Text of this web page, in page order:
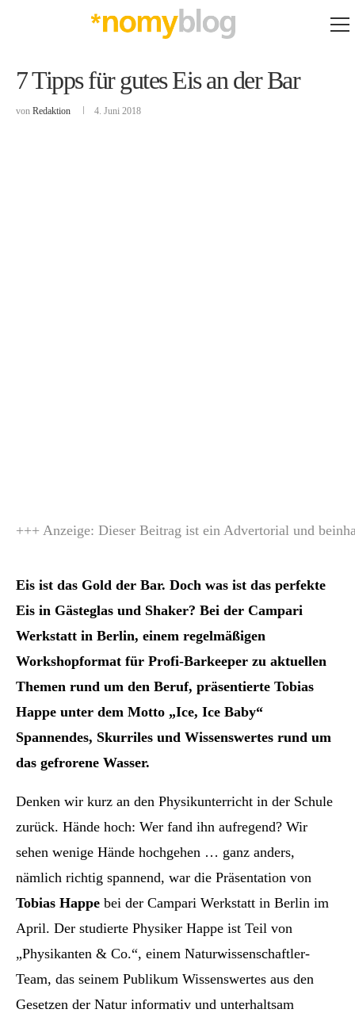
7 Tipps für gutes Eis an der Bar
von Redaktion 4. Juni 2018
+++ Anzeige: Dieser Beitrag ist ein Advertorial und
Eis ist das Gold der Bar. Doch was ist das perfekte
Eis in Gästeglas und Shaker? Bei der Campari
Werkstatt in Berlin, einem regelmäßigen
Workshopformat für Profi-Barkeeper zu aktuellen
Themen rund um den Beruf, präsentierte Tobias
Happe unter dem Motto „Ice, Ice Baby“
Spannendes, Skurriles und Wissenswertes rund um
das gefrorene Wasser.
Denken wir kurz an den Physikunterricht in der Schule
zurück. Hände hoch: Wer fand ihn aufregend? Wir
sehen wenige Hände hochgehen … ganz anders,
nämlich richtig spannend, war die Präsentation von
Tobias Happe bei der Campari Werkstatt in Berlin im
April. Der studierte Physiker Happe ist Teil von
„Physikanten & Co.“, einem Naturwissenschaftler-
Team, das seinem Publikum Wissenswertes aus den
Gesetzen der Natur informativ und unterhaltsam